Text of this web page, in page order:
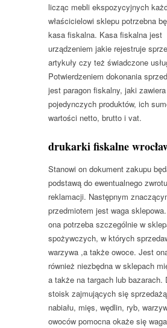
licząc mebli ekspozycyjnych
właścicielowi sklepu potrzebna
kasa fiskalna. Kasa fiskalna jest
urządzeniem jakie rejestruje
artykuły czy też świadczone
Potwierdzeniem dokonania
jest paragon fiskalny, jaki
pojedynczych produktów, ich
wartości netto, brutto i vat.
drukarki fiskalne
Stanowi on dokument zakupu
podstawą do ewentualnego
reklamacji. Następnym
przedmiotem jest waga
ona potrzeba szczególnie w
spożywczych, w których
warzywa ,a także owoce. Jest
również niezbędna w sklepach
a także na targach lub bazarach.
stoisk zajmujących się sprzedażą
nabiału, mięs, wędlin, ryb,
owoców pomocna okaże się